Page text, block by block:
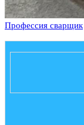
Профессия сварщик